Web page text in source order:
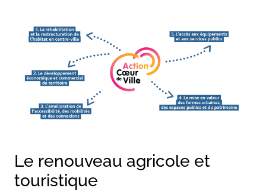
Le renouveau agricole et
touristique